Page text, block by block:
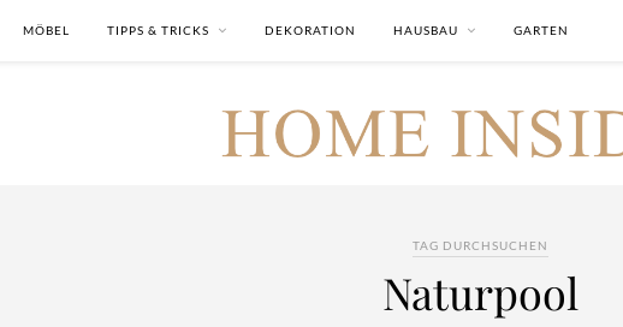
MÖBEL TIPPS & TRICKS DEKORATION HAUSBAU GARTEN
TAG DURCHSUCHEN
Naturpool